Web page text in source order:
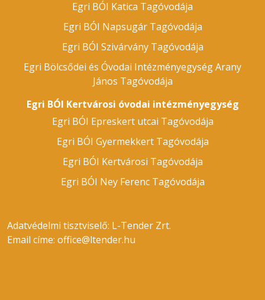
Egri BÓI Katica Tagóvodája
Egri BÓI Napsugár Tagóvodája
Egri BÓI Szivárvány Tagóvodája
Egri Bölcsődei és Óvodai Intézményegység Arany
János Tagóvodája
Egri BÓI Kertvárosi óvodai intézményegység
Egri BÓI Epreskert utcai Tagóvodája
Egri BÓI Gyermekkert Tagóvodája
Egri BÓI Kertvárosi Tagóvodája
Egri BÓI Ney Ferenc Tagóvodája
Adatvédelmi tisztviselő: L-Tender Zrt.
Email címe: office@ltender.hu